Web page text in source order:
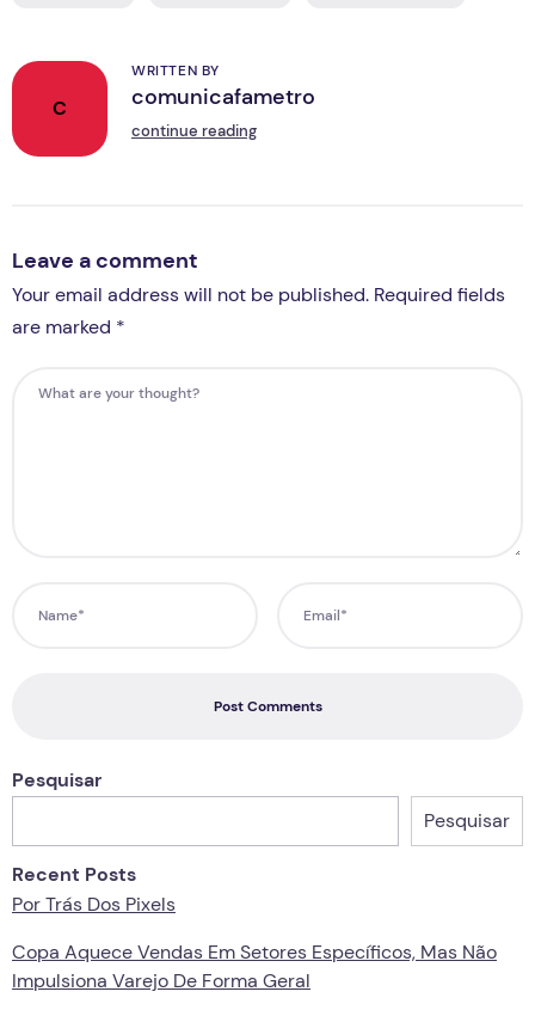
C
WRITTEN BY
comunicafametro
continue reading
Leave a comment
Your email address will not be published. Required fields
are marked *
Post Comments
Pesquisar
Pesquisar
Recent Posts
Por Trás Dos Pixels
Copa Aquece Vendas Em Setores Específicos, Mas Não
Impulsiona Varejo De Forma Geral